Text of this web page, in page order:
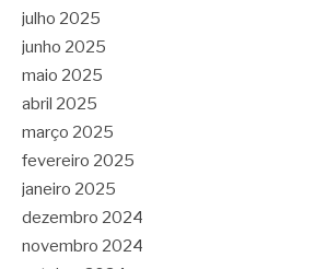
julho 2025
junho 2025
maio 2025
abril 2025
março 2025
fevereiro 2025
janeiro 2025
dezembro 2024
novembro 2024